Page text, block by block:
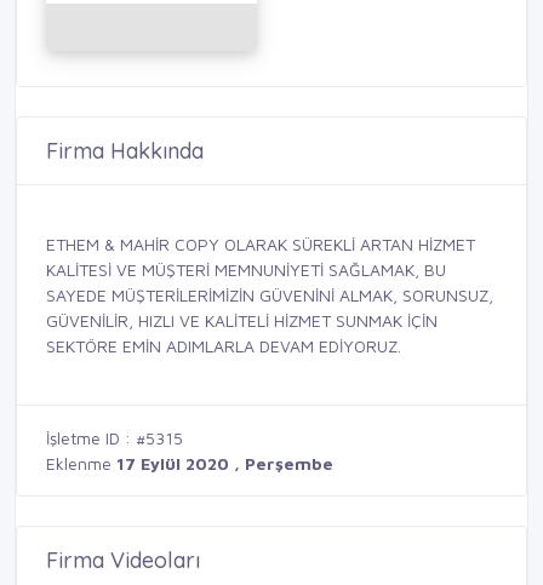
Firma Hakkında
ETHEM & MAHİR COPY OLARAK SÜREKLİ ARTAN HİZMET
KALİTESİ VE MÜŞTERİ MEMNUNİYETİ SAĞLAMAK, BU
SAYEDE MÜŞTERİLERİMİZİN GÜVENİNİ ALMAK, SORUNSUZ,
GÜVENİLİR, HIZLI VE KALİTELİ HİZMET SUNMAK İÇİN
SEKTÖRE EMİN ADIMLARLA DEVAM EDİYORUZ.
İşletme ID : #5315
Eklenme 17 Eylül 2020 , Perşembe
Firma Videoları